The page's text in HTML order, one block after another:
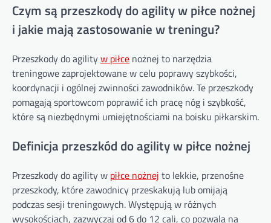
Czym są przeszkody do agility w piłce nożnej
i jakie mają zastosowanie w treningu?
Przeszkody do agilityw piłce nożnej to narzędzia
treningowe zaprojektowane w celu poprawy szybkości,
koordynacji i ogólnej zwinności zawodników. Te przeszkody
pomagają sportowcom poprawić ich pracę nóg i szybkość,
które są niezbędnymi umiejętnościami na boisku piłkarskim.
Definicja przeszkód do agility w piłce nożnej
Przeszkody do agility w piłce nożnej to lekkie, przenośne
przeszkody, które zawodnicy przeskakują lub omijają
podczas sesji treningowych. Występują w różnych
wysokościach, zazwyczaj od 6 do 12 cali, co pozwala na